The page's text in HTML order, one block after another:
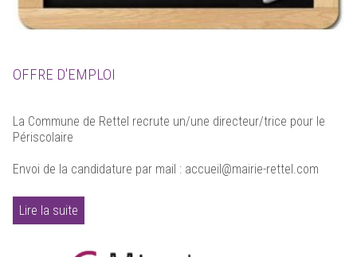
OFFRE D'EMPLOI
La Commune de Rettel recrute un/une directeur/trice pour le
Périscolaire
Envoi de la candidature par mail : accueil@mairie-rettel.com
Lire la suite